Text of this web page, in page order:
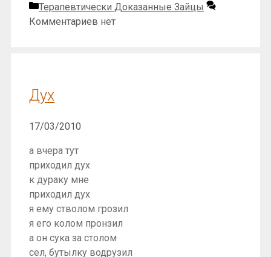
Рубрики
Терапевтически Доказанные Зайцы
Комментариев нет
Дух
17/03/2010
а вчера тут
приходил дух
к дураку мне
приходил дух
я ему стволом грозил
я его колом пронзил
а он сука за столом
сел, бутылку водрузил